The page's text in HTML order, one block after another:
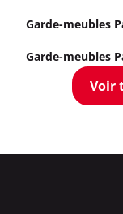
Garde-meubles
Garde-meubles
Voir